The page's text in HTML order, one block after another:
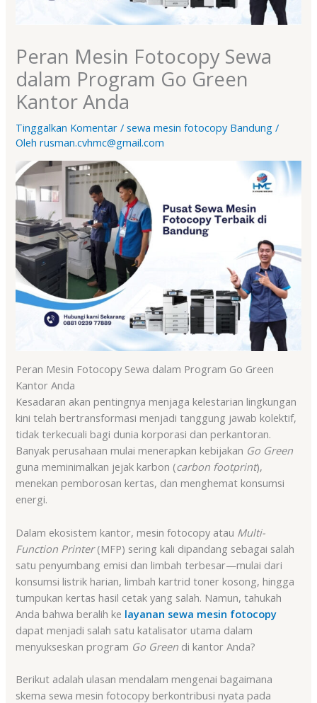
Peran Mesin Fotocopy Sewa
dalam Program Go Green
Kantor Anda
Tinggalkan Komentar /sewa mesin fotocopy Bandung /
Olehrusman.cvhmc@gmail.com
Peran Mesin Fotocopy Sewa dalam Program Go Green
Kantor Anda
Kesadaran akan pentingnya menjaga kelestarian lingkungan
kini telah bertransformasi menjadi tanggung jawab kolektif,
tidak terkecuali bagi dunia korporasi dan perkantoran.
Banyak perusahaan mulai menerapkan kebijakan Go Green
guna meminimalkan jejak karbon (carbon footprint),
menekan pemborosan kertas, dan menghemat konsumsi
energi.
Dalam ekosistem kantor, mesin fotocopy atau Multi-
Function Printer(MFP) sering kali dipandang sebagai salah
satu penyumbang emisi dan limbah terbesar—mulai dari
konsumsi listrik harian, limbah kartrid toner kosong, hingga
tumpukan kertas hasil cetak yang salah. Namun, tahukah
Anda bahwa beralih ke layanan sewa mesin fotocopy
dapat menjadi salah satu katalisator utama dalam
menyukseskan program Go Green di kantor Anda?
Berikut adalah ulasan mendalam mengenai bagaimana
skema sewa mesin fotocopy berkontribusi nyata pada